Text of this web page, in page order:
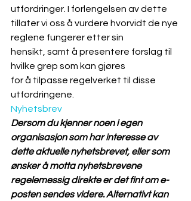
utfordringer. I forlengelsen av dette
tillater vi oss å vurdere hvorvidt de nye
reglene fungerer etter sin
hensikt, samt å presentere forslag til
hvilke grep som kan gjøres
for å tilpasse regelverket til disse
utfordringene.
Nyhetsbrev
Dersom du kjenner noen i egen
organisasjon som har interesse av
dette aktuelle nyhetsbrevet, eller som
ønsker å motta nyhetsbrevene
regelemessig direkte er det fint om e-
posten sendes videre. Alternativt kan